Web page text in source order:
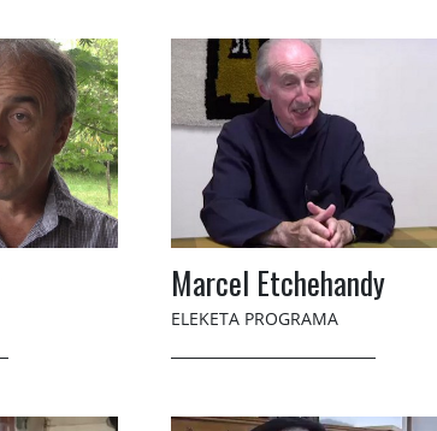
Marcel Etchehandy
ELEKETA PROGRAMA